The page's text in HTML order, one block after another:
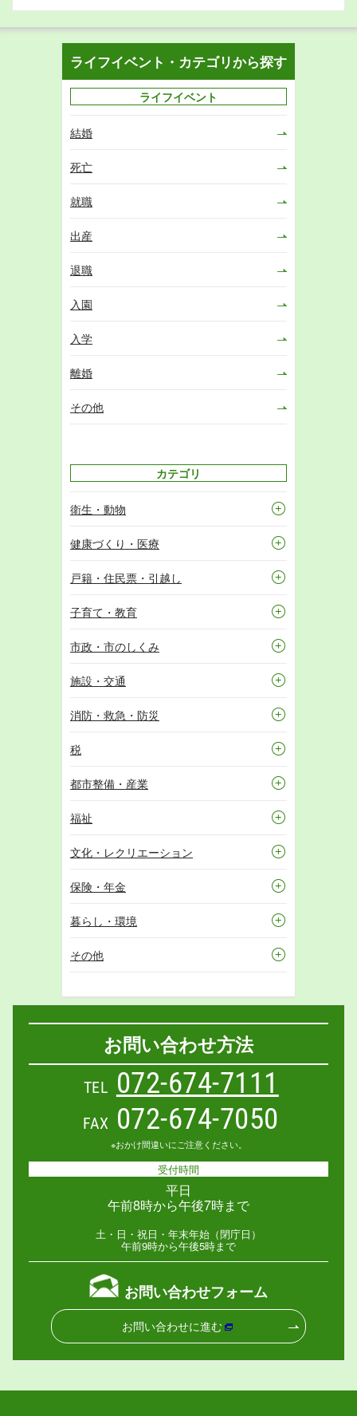
ライフイベント・カテゴリから探す
ライフイベント
結婚
死亡
就職
出産
退職
入園
入学
離婚
その他
カテゴリ
衛生・動物
健康づくり・医療
戸籍・住民票・引越し
子育て・教育
市政・市のしくみ
施設・交通
消防・救急・防災
税
都市整備・産業
福祉
文化・レクリエーション
保険・年金
暮らし・環境
その他
お問い合わせ方法
TEL 072-674-7111
FAX 072-674-7050
※おかけ間違いにご注意ください。
受付時間
平日
午前8時から午後7時まで
土・日・祝日・年末年始（閉庁日）
午前9時から午後5時まで
お問い合わせフォーム
お問い合わせに進む